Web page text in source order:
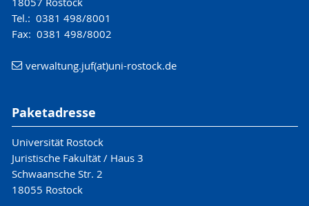
Tel.: 0381 498/8001
Fax: 0381 498/8002
verwaltung.juf(at)uni-rostock.de
Paketadresse
Universität Rostock
Juristische Fakultät / Haus 3
Schwaansche Str. 2
18055 Rostock